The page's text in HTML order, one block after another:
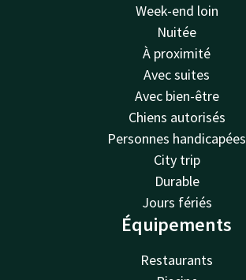
Week-end loin
Nuitée
À proximité
Avec suites
Avec bien-être
Chiens autorisés
Personnes handicapées
City trip
Durable
Jours fériés
Équipements
Restaurants